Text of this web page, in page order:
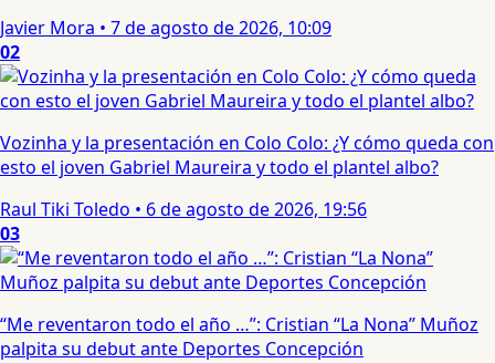
Javier Mora • 7 de agosto de 2026, 10:09
02
Vozinha y la presentación en Colo Colo: ¿Y cómo queda con
esto el joven Gabriel Maureira y todo el plantel albo?
Raul Tiki Toledo • 6 de agosto de 2026, 19:56
03
“Me reventaron todo el año …”: Cristian “La Nona” Muñoz
palpita su debut ante Deportes Concepción